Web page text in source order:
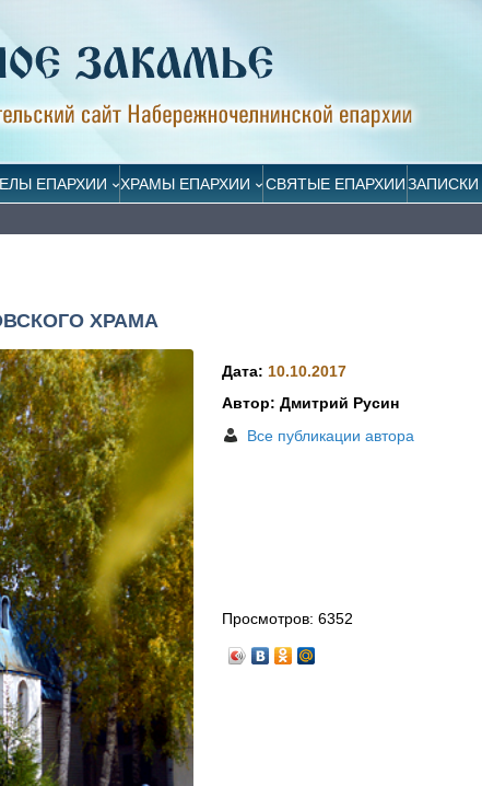
ЕПАРХИИ ХРАМЫ ЕПАРХИИ СВЯТЫЕ ЕПАРХИИ
ХРАМА
Дата: 10.10.2017
Автор: Дмитрий Русин
Все публикации автора
Просмотров:6352